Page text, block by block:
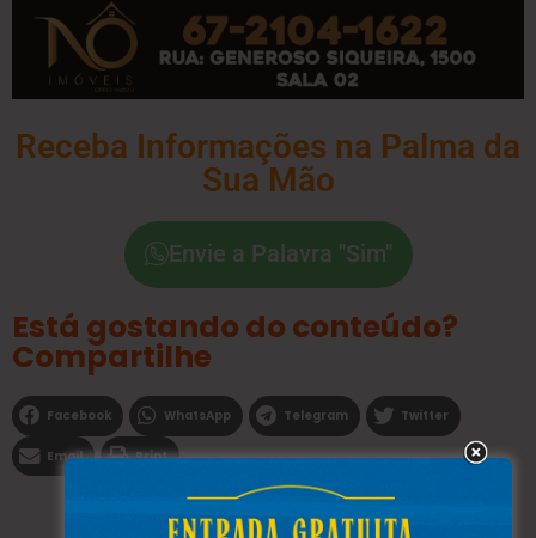
Receba Informações na Palma da
Sua Mão
Envie a Palavra "Sim"
Está gostando do conteúdo?
Compartilhe
Facebook WhatsApp Telegram Twitter
Email Print